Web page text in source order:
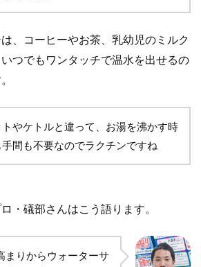
、コーヒーやお茶、乳幼児のミルク
つでもワンタッチで温水を出せるの
トやケトルと違って、お湯を沸かす時
手間も不要なのでラクチンですね
・礒部さんはこう語ります。
まりからウォーターサ